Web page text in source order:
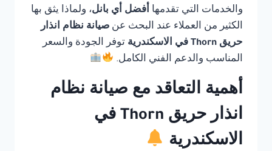
والخدمات التي تقدمها أفضل أي بانل، ولماذا يثق بها
الكثير من العملاء عند البحث عن صيانة نظام انذار
حريق Thorn في الاسكندرية
توفر الجودة والسعر
المناسب والدعم الفني الكامل.
أهمية التعاقد مع صيانة نظام
انذار حريق Thorn في
الاسكندرية